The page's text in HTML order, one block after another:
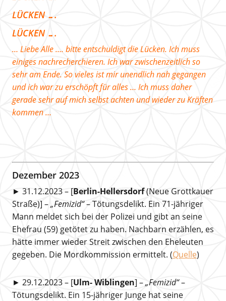
LÜCKEN ….
LÜCKEN ….
… Liebe Alle …. bitte entschuldigt die Lücken. Ich muss
einiges nachrecherchieren. Ich war zwischenzeitlich so
sehr am Ende. So vieles ist mir unendlich nah gegangen
und ich war zu erschöpft für alles … Ich muss daher
gerade sehr auf mich selbst achten und wieder zu Kräften
kommen …
Dezember 2023
► 31.12.2023 – [Berlin-Hellersdorf(Neue Grottkauer
Straße)] –„Femizid“– Tötungsdelikt. Ein 71-jähriger
Mann meldet sich bei der Polizei und gibt an seine
Ehefrau (59) getötet zu haben. Nachbarn erzählen, es
hätte immer wieder Streit zwischen den Eheleuten
gegeben. Die Mordkommission ermittelt. (Quelle)
► 29.12.2023 – [Ulm- Wiblingen] –„Femizid“–
Tötungsdelikt. Ein 15-jähriger Junge hat seine